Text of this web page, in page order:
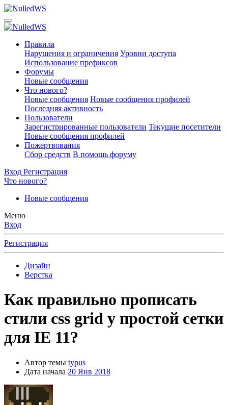
Правила
Нарушения и ограничения Уровни доступа
Использование префиксов
Форумы
Новые сообщения
Что нового?
Новые сообщения Новые сообщения профилей
Последняя активность
Пользователи
Зарегистрированные пользователи Текущие посетители
Новые сообщения профилей
Пожертвования
Сбор средств В помощь форуму
Вход Регистрация
Что нового?
Новые сообщения
Меню
Вход
Регистрация
Дизайн
Верстка
Как правильно прописать
стили css grid у простой сетки
для IE 11?
Автор темы typus
Дата начала 20 Янв 2018